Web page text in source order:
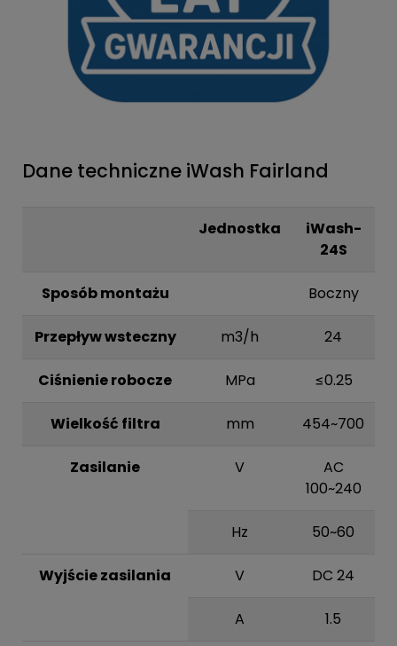
Dane techniczne iWash Fairland
Jednostka
iWash-
24S
Sposób montażu Boczny
Przepływ wsteczny m3/h 24
Ciśnienie robocze MPa ≤0.25
Wielkość filtra mm 454~700
Zasilanie V
AC
100~240
Hz 50~60
Wyjście zasilania V DC 24
A 1.5